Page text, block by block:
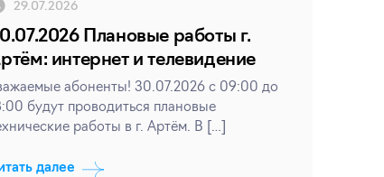
29.07.2026
Плановые работы г.
интернет и телевидение
абоненты! 30.07.2026 с 09:00 до
будут проводиться плановые
работы в г. Артём. В […]
далее